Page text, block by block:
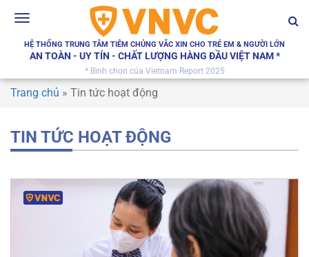
Toggle
HỆ THỐNG TRUNG TÂM TIÊM CHỦNG VẮC XIN CHO TRẺ EM & NGƯỜI LỚN
AN TOÀN - UY TÍN - CHẤT LƯỢNG HÀNG ĐẦU VIỆT NAM *
* Bình chọn của Vietnam Report 2025
Trang chủ » Tin tức hoạt động
TIN TỨC HOẠT ĐỘNG